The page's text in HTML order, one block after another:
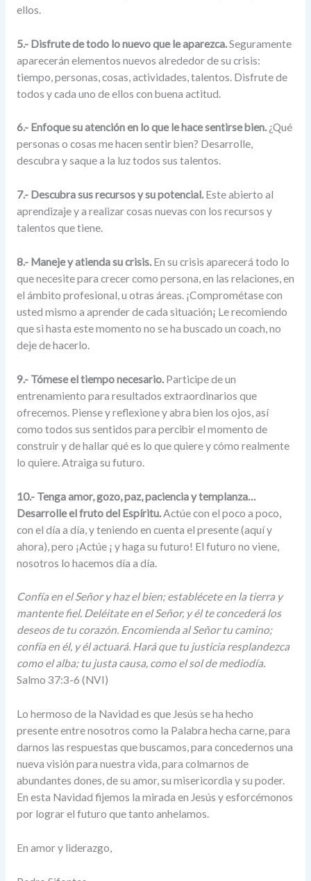
ellos.
5.- Disfrute de todo lo nuevo que le aparezca.Seguramente
aparecerán elementos nuevos alrededor de su crisis:
tiempo, personas, cosas, actividades, talentos. Disfrute de
todos y cada uno de ellos con buena actitud.
6.- Enfoque su atención en lo que le hace sentirse bien. ¿Qué
personas o cosas me hacen sentir bien? Desarrolle,
descubra y saque a la luz todos sus talentos.
7.- Descubra sus recursos y su potencial. Este abierto al
aprendizaje y a realizar cosas nuevas con los recursos y
talentos que tiene.
8.- Maneje y atienda su crisis. En su crisis aparecerá todo lo
que necesite para crecer como persona, en las relaciones, en
el ámbito profesional, u otras áreas. ¡Comprométase con
usted mismo a aprender de cada situación¡ Le recomiendo
que si hasta este momento no se ha buscado un coach, no
deje de hacerlo.
9.- Tómese el tiempo necesario. Participe de un
entrenamiento para resultados extraordinarios que
ofrecemos. Piense y reflexione y abra bien los ojos, así
como todos sus sentidos para percibir el momento de
construir y de hallar qué es lo que quiere y cómo realmente
lo quiere. Atraiga su futuro.
10.- Tenga amor, gozo, paz, paciencia y templanza…
Desarrolle el fruto del Espíritu.Actúe con el poco a poco,
con el día a día, y teniendo en cuenta el presente (aquí y
ahora), pero ¡Actúe ¡ y haga su futuro! El futuro no viene,
nosotros lo hacemos día a día.
Confía en el Señor y haz el bien; establécete en la tierra y
mantente fiel. Deléitate en el Señor, y él te concederá los
deseos de tu corazón. Encomienda al Señor tu camino;
confía en él, y él actuará. Hará que tu justicia resplandezca
como el alba; tu justa causa, como el sol de mediodía.
Salmo 37:3-6 (NVI)
Lo hermoso de la Navidad es que Jesús se ha hecho
presente entre nosotros como la Palabra hecha carne, para
darnos las respuestas que buscamos, para concedernos una
nueva visión para nuestra vida, para colmarnos de
abundantes dones, de su amor, su misericordia y su poder.
En esta Navidad fijemos la mirada en Jesús y esforcémonos
por lograr el futuro que tanto anhelamos.
En amor y liderazgo,